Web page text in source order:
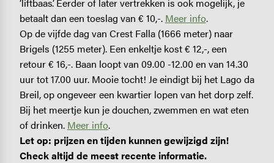
betaalt dan een toeslag van € 10,-. Meer info.
Op de vijfde dag van Crest Falla (1666 meter) naar
Brigels (1255 meter). Een enkeltje kost € 12,-, een
retour € 16,-. Baan loopt van 09.00 -12.00 en van 14.30
uur tot 17.00 uur. Mooie tocht! Je eindigt bij het Lago da
Breil, op ongeveer een kwartier lopen van het dorp zelf.
Bij het meertje kun je douchen, zwemmen en wat eten
of drinken. Meer info.
Let op: prijzen en tijden kunnen gewijzigd zijn!
Check altijd de meest recente informatie.